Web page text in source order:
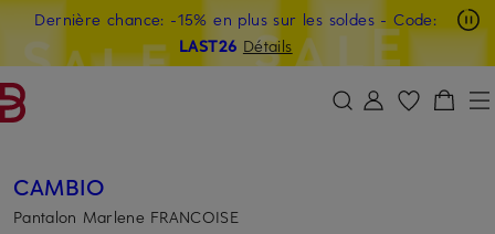
PASSER AU CONTENU PRINCIPAL PASSER AU CHAMP DE
Dernière chance: -15% en plus sur les soldes - Code:
LAST26 Détails
CAMBIO
Pantalon Marlene FRANCOISE